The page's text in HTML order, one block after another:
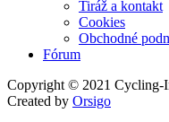
Tiráž a kontakt
Cookies
Obchodné
Fórum
Copyright © 2021 Cycling-
Created by Orsigo